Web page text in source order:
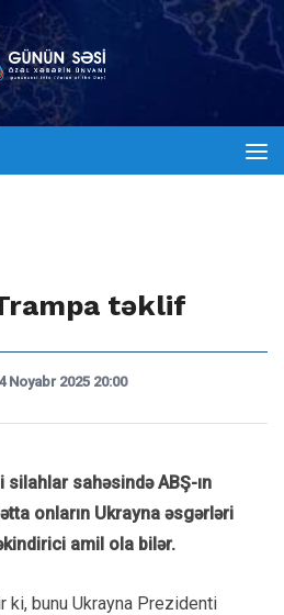
təklif
Noyabr 2025 20:00
silahlar sahəsində ABŞ-ın
onların Ukrayna əsgərləri
amil ola bilər.
ki, bunu Ukrayna Prezidenti